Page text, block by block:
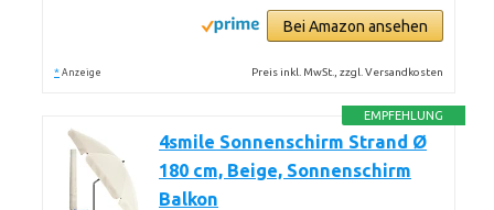
Bei Amazon ansehen
* Anzeige Preis inkl. MwSt., zzgl. Versandkosten
EMPFEHLUNG
4smile Sonnenschirm Strand Ø
180 cm, Beige, Sonnenschirm
Balkon